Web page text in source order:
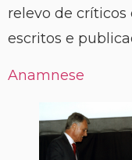
relevo de críticos
escritos e
Anamnese